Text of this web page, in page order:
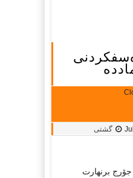
گشتی
دا بوو جۆرج برنهارت